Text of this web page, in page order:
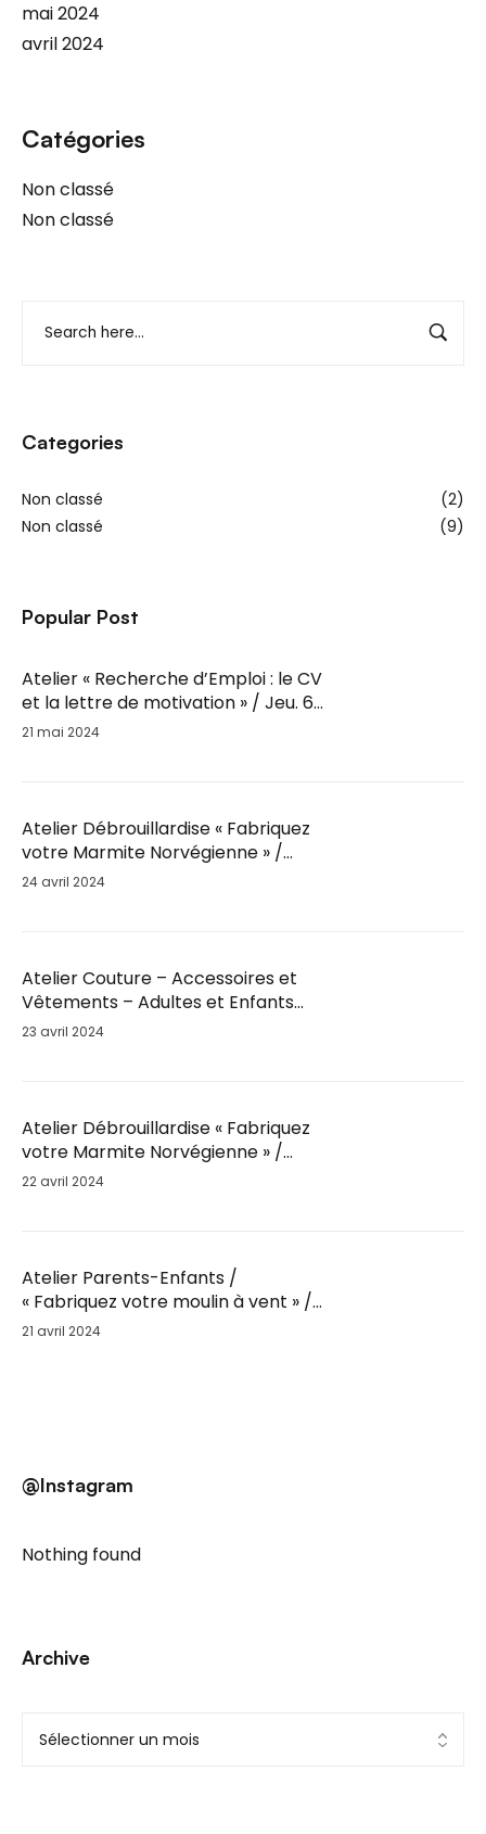
mai 2024
avril 2024
Catégories
Non classé
Non classé
Categories
Non classé
(2)
Non classé
(9)
Popular Post
Atelier « Recherche d’Emploi : le CV
et la lettre de motivation » / Jeu. 6
Juin / 14h-16h
21 mai 2024
Atelier Débrouillardise « Fabriquez
votre Marmite Norvégienne » /
Mar. 28 Mai / 18h30
24 avril 2024
Atelier Couture – Accessoires et
Vêtements – Adultes et Enfants
par Fil’Ambule – Sam. 25 Mai / 10h
23 avril 2024
Atelier Débrouillardise « Fabriquez
votre Marmite Norvégienne » /
Sam. 25 Mai / 9h30
22 avril 2024
Atelier Parents-Enfants /
« Fabriquez votre moulin à vent » /
Sam. 25 Mai
21 avril 2024
@Instagram
Nothing found
Archive